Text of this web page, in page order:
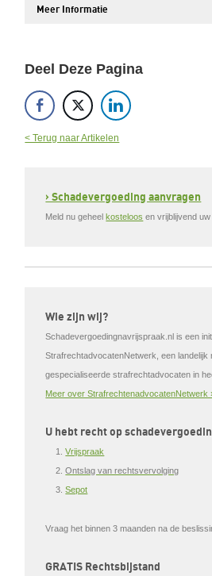
Meer Informatie
Deel Deze Pagina
< Terug naar Artikelen
› Schadevergoeding aanvragen
Meld nu geheelkosteloos en vrijblijvend
Wie zijn wij?
Schadevergoedingnavrijspraak.nl is een
StrafrechtadvocatenNetwerk, een landelijk
gespecialiseerde strafrechtadvocaten in
Meer over StrafrechtenadvocatenNetwerk
U hebt recht op
Vrijspraak
Ontslag van rechtsvervolging
Sepot
Vraag hetbinnen 3 maanden na de
GRATIS Rechtsbijstand